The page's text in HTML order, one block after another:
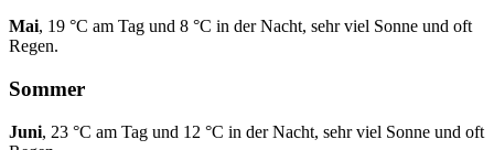
Mai, 19 °C am Tag und 8 °C in der Nacht, sehr viel Sonne und oft
Regen.
Sommer
Juni, 23 °C am Tag und 12 °C in der Nacht, sehr viel Sonne und oft